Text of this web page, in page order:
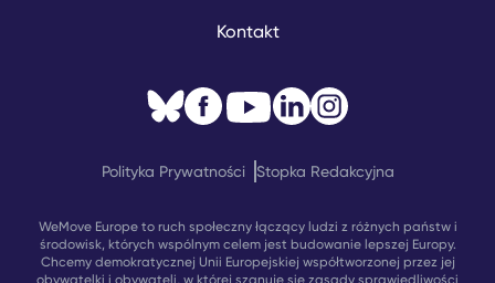
Kontakt
WeMove Europe to ruch społeczny łączący ludzi z różnych państw i
środowisk, których wspólnym celem jest budowanie lepszej Europy.
Chcemy demokratycznej Unii Europejskiej współtworzonej przez jej
Polityka Prywatności Stopka Redakcyjna